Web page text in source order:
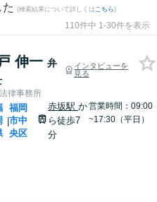
(検索結果について詳しくは こちら)
110件中 1-30件を表示
伸一 弁
インタビューを
見る
律事務所
|
福岡
市中
央区
赤坂駅 か
ら徒歩7
分
営業時間：09:00
~17:30（平日）